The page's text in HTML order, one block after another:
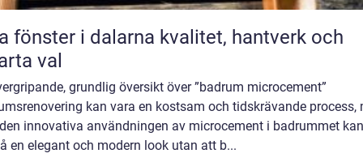
i dalarna kvalitet, hantverk och
val
grundlig översikt över ”badrum microcement”
kan vara en kostsam och tidskrävande process,
innovativa användningen av microcement i badrummet
en elegant och modern look utan att b...